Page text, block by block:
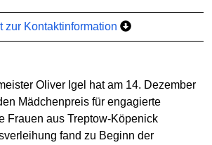
zur Kontaktinformation
Oliver Igel hat am 14. Dezember
Mädchenpreis für engagierte
Frauen aus Treptow-Köpenick
fand zu Beginn der